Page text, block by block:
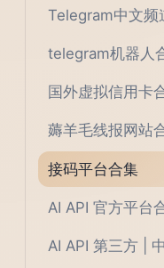
Telegram中文频
telegram机器人
国外虚拟信用卡
薅羊毛线报网站
接码平台合集
AI API 官方平台
AI API 第三方 |